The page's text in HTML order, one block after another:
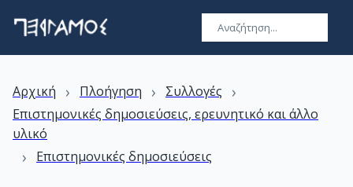
Αρχική › Πλοήγηση › Συλλογές ›
Επιστημονικές δημοσιεύσεις, ερευνητικό και άλλο
υλικό
› Επιστημονικές δημοσιεύσεις